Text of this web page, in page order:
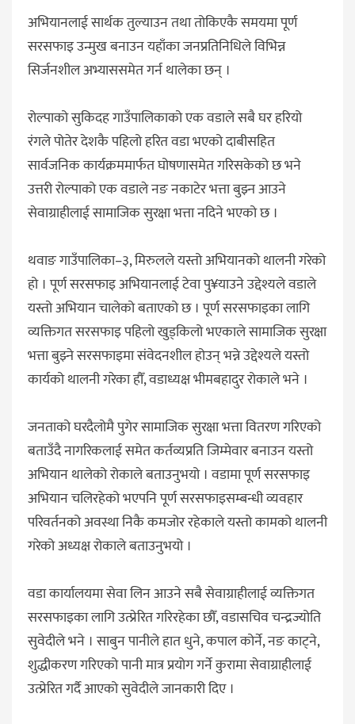
अभियानलाई सार्थक तुल्याउन तथा तोकिएकै समयमा पूर्ण
सरसफाइ उन्मुख बनाउन यहाँका जनप्रतिनिधिले विभिन्न
सिर्जनशील अभ्याससमेत गर्न थालेका छन् ।
रोल्पाको सुकिदह गाउँपालिकाको एक वडाले सबै घर हरियो
रंगले पोतेर देशकै पहिलो हरित वडा भएको दाबीसहित
सार्वजनिक कार्यक्रममार्फत घोषणासमेत गरिसकेको छ भने
उत्तरी रोल्पाको एक वडाले नङ नकाटेर भत्ता बुझ्न आउने
सेवाग्राहीलाई सामाजिक सुरक्षा भत्ता नदिने भएको छ ।
थवाङ गाउँपालिका–३, मिरुलले यस्तो अभियानको थालनी गरेको
हो । पूर्ण सरसफाइ अभियानलाई टेवा पु¥याउने उद्देश्यले वडाले
यस्तो अभियान चालेको बताएको छ । पूर्ण सरसफाइका लागि
व्यक्तिगत सरसफाइ पहिलो खुड्किलो भएकाले सामाजिक सुरक्षा
भत्ता बुझ्ने सरसफाइमा संवेदनशील होउन् भन्ने उद्देश्यले यस्तो
कार्यको थालनी गरेका हौँ, वडाध्यक्ष भीमबहादुर रोकाले भने ।
जनताको घरदैलोमै पुगेर सामाजिक सुरक्षा भत्ता वितरण गरिएको
बताउँदै नागरिकलाई समेत कर्तव्यप्रति जिम्मेवार बनाउन यस्तो
अभियान थालेको रोकाले बताउनुभयो । वडामा पूर्ण सरसफाइ
अभियान चलिरहेको भएपनि पूर्ण सरसफाइसम्बन्धी व्यवहार
परिवर्तनको अवस्था निकै कमजोर रहेकाले यस्तो कामको थालनी
गरेको अध्यक्ष रोकाले बताउनुभयो ।
वडा कार्यालयमा सेवा लिन आउने सबै सेवाग्राहीलाई व्यक्तिगत
सरसफाइका लागि उत्प्रेरित गरिरहेका छौँ, वडासचिव चन्द्रज्योति
सुवेदीले भने । साबुन पानीले हात धुने, कपाल कोर्ने, नङ काट्ने,
शुद्धीकरण गरिएको पानी मात्र प्रयोग गर्ने कुरामा सेवाग्राहीलाई
उत्प्रेरित गर्दै आएको सुवेदीले जानकारी दिए ।